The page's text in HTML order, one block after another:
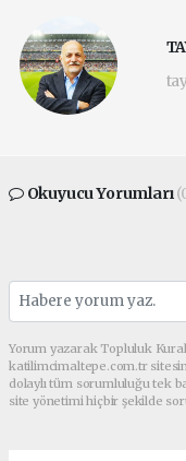
Okuyucu Yorumları
Yorum yazarak Topluluk
katilimcimaltepe.com.tr
dolaylı tüm sorumluluğu tek
site yönetimi hiçbir şekilde